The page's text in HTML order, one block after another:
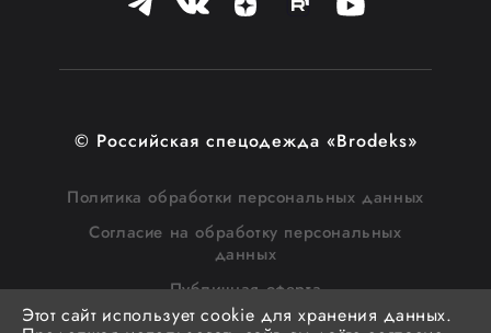
© Российская спецодежда «Brodeks»
Политика обработки персональных данных
Согласие на обработку персональных
данных
Публичная оферта
Согласие на получение рассылки
Этот сайт использует cookie для хранения данных.